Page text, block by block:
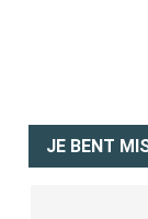
JE BENT